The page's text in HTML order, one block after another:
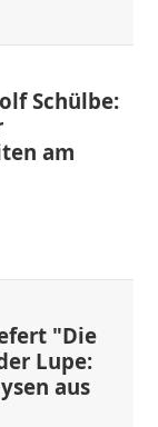
Schülbe:
am
"Die
Lupe:
aus